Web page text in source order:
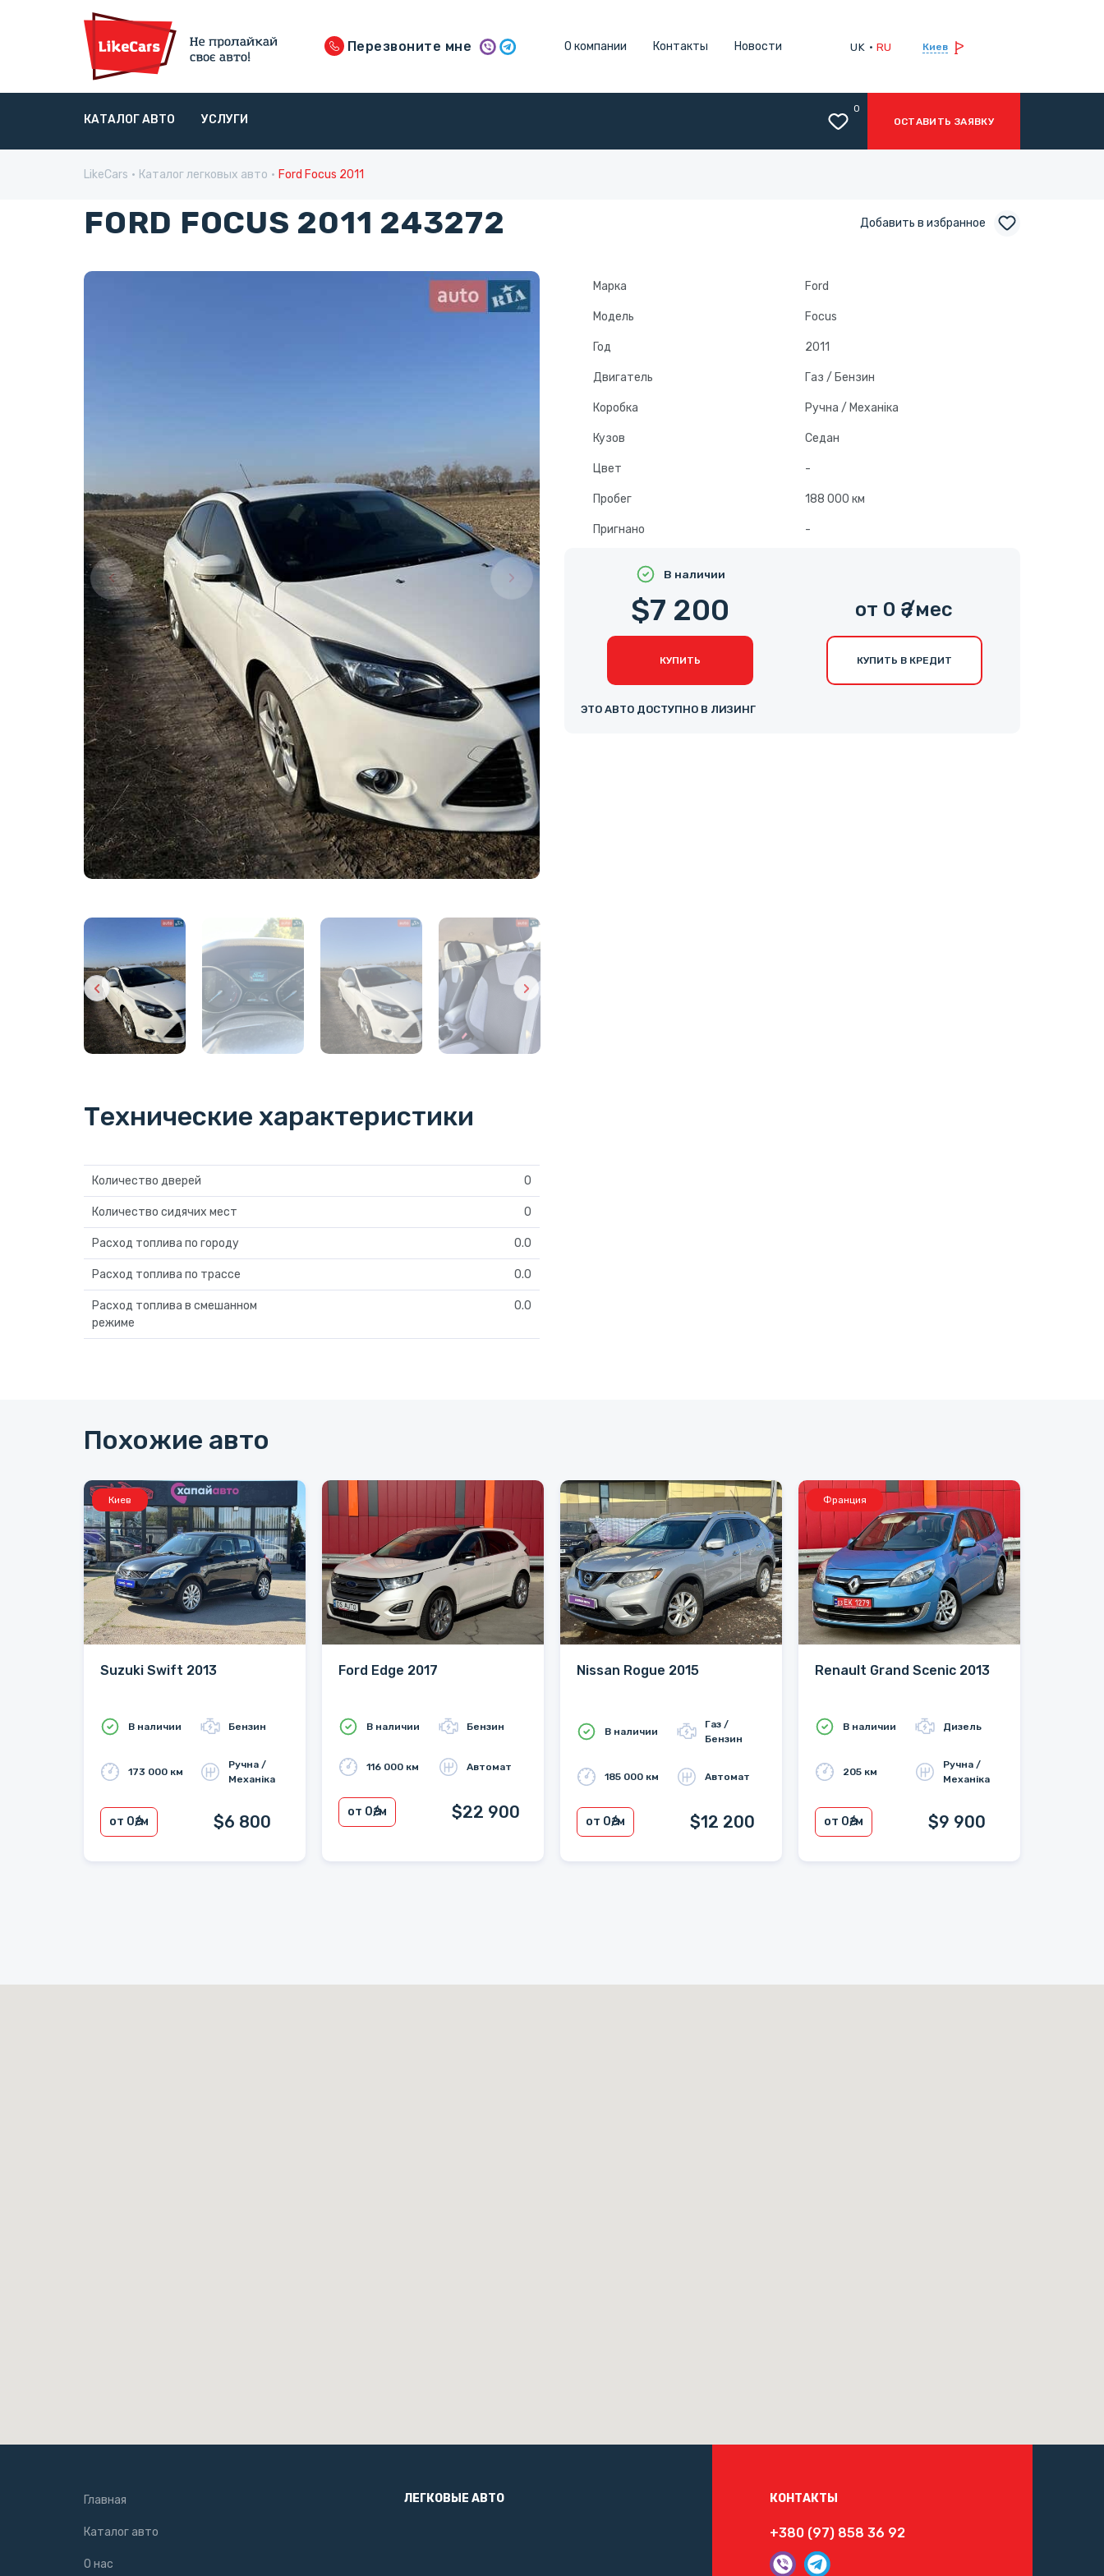
Перезвоните мне О компании Контакты Новости UK RU Киев
КАТАЛОГ АВТО УСЛУГИ
0
ОСТАВИТЬ ЗАЯВКУ
LikeCars Каталог легковых авто Ford Focus 2011
FORD FOCUS 2011 243272 Добавить в избранное
Марка Ford
Модель Focus
Год 2011
Двигатель Газ / Бензин
Коробка Ручна / Механіка
Кузов Седан
Цвет -
Пробег 188 000 км
Пригнано -
В наличии
$7 200
КУПИТЬ
от 0 ₴ /мес
КУПИТЬ В КРЕДИТ
ЭТО АВТО ДОСТУПНО В ЛИЗИНГ
Технические характеристики
Количество дверей 0
Количество сидячих мест 0
Расход топлива по городу 0.0
Расход топлива по трассе 0.0
Расход топлива в смешанном
режиме
0.0
Похожие авто
Киев
Suzuki Swift 2013
В наличии Бензин
173 000 км
Ручна /
Механіка
от 0₴/м $6 800
Ford Edge 2017
В наличии Бензин
116 000 км Автомат
от 0₴/м $22 900
Nissan Rogue 2015
В наличии
Газ /
Бензин
185 000 км Автомат
от 0₴/м $12 200
Франция
Renault Grand Scenic 2013
В наличии Дизель
205 км
Ручна /
Механіка
от 0₴/м $9 900
Главная
Каталог авто
О нас
ЛЕГКОВЫЕ АВТО КОНТАКТЫ
+380 (97) 858 36 92